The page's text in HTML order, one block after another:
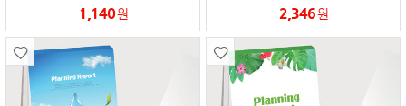
1,140원 2,346원